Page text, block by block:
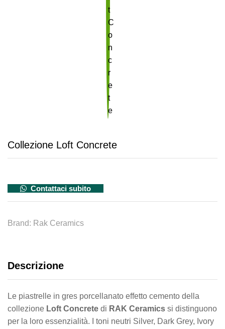
Collezione Loft Concrete
Contattaci subito
Brand: Rak Ceramics
Descrizione
Le piastrelle in gres porcellanato effetto cemento della
collezione Loft Concrete di RAK Ceramics si distinguono
per la loro essenzialità. I toni neutri Silver, Dark Grey, Ivory